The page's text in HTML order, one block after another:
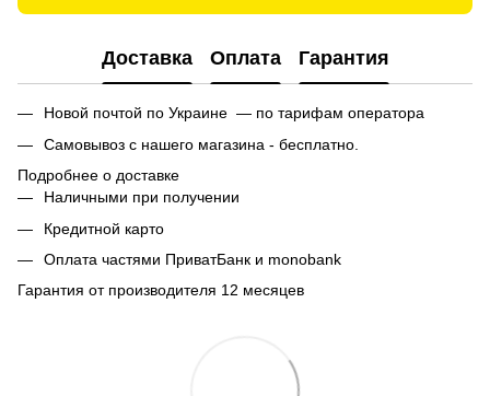
Доставка Оплата Гарантия
Новой почтой по Украине — по тарифам оператора
Самовывоз с нашего магазина - бесплатно.
Подробнее о доставке
Наличными при получении
Кредитной карто
Оплата частями ПриватБанк и monobank
Гарантия от производителя 12 месяцев